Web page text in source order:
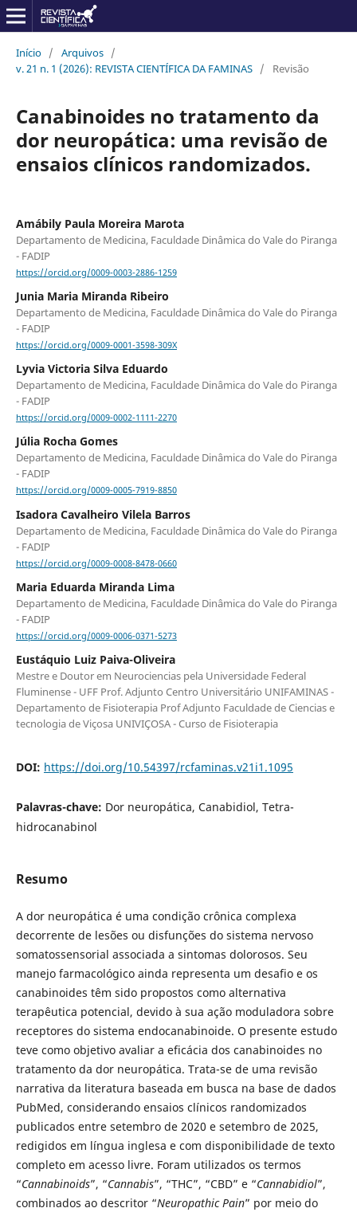
Início / Arquivos /
v. 21 n. 1 (2026): REVISTA CIENTÍFICA DA FAMINAS / Revisão
Canabinoides no tratamento da
dor neuropática: uma revisão de
ensaios clínicos randomizados.
Amábily Paula Moreira Marota
Departamento de Medicina, Faculdade Dinâmica do Vale do Piranga
- FADIP
https://orcid.org/0009-0003-2886-1259
Junia Maria Miranda Ribeiro
Departamento de Medicina, Faculdade Dinâmica do Vale do Piranga
- FADIP
https://orcid.org/0009-0001-3598-309X
Lyvia Victoria Silva Eduardo
Departamento de Medicina, Faculdade Dinâmica do Vale do Piranga
- FADIP
https://orcid.org/0009-0002-1111-2270
Júlia Rocha Gomes
Departamento de Medicina, Faculdade Dinâmica do Vale do Piranga
- FADIP
https://orcid.org/0009-0005-7919-8850
Isadora Cavalheiro Vilela Barros
Departamento de Medicina, Faculdade Dinâmica do Vale do Piranga
- FADIP
https://orcid.org/0009-0008-8478-0660
Maria Eduarda Miranda Lima
Departamento de Medicina, Faculdade Dinâmica do Vale do Piranga
- FADIP
https://orcid.org/0009-0006-0371-5273
Eustáquio Luiz Paiva-Oliveira
Mestre e Doutor em Neurociencias pela Universidade Federal
Fluminense - UFF Prof. Adjunto Centro Universitário UNIFAMINAS -
Departamento de Fisioterapia Prof Adjunto Faculdade de Ciencias e
tecnologia de Viçosa UNIVIÇOSA - Curso de Fisioterapia
DOI: https://doi.org/10.54397/rcfaminas.v21i1.1095
Palavras-chave: Dor neuropática, Canabidiol, Tetra-
hidrocanabinol
Resumo
A dor neuropática é uma condição crônica complexa
decorrente de lesões ou disfunções do sistema nervoso
somatossensorial associada a sintomas dolorosos. Seu
manejo farmacológico ainda representa um desafio e os
canabinoides têm sido propostos como alternativa
terapêutica potencial, devido à sua ação moduladora sobre
receptores do sistema endocanabinoide. O presente estudo
teve como objetivo avaliar a eficácia dos canabinoides no
tratamento da dor neuropática. Trata-se de uma revisão
narrativa da literatura baseada em busca na base de dados
PubMed, considerando ensaios clínicos randomizados
publicados entre setembro de 2020 e setembro de 2025,
redigidos em língua inglesa e com disponibilidade de texto
completo em acesso livre. Foram utilizados os termos
“Cannabinoids”, “Cannabis”, “THC”, “CBD” e “Cannabidiol”,
combinados ao descritor “Neuropathic Pain” por meio do